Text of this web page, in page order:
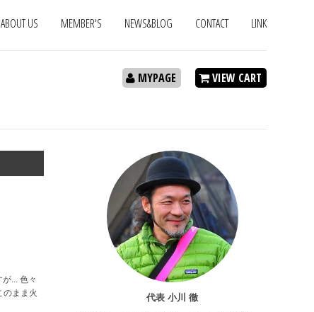
ABOUT US MEMBER'S NEWS&BLOG CONTACT LINK
VIEW CART
MYPAGE
... 色々
のまま火
代表 小川 徹